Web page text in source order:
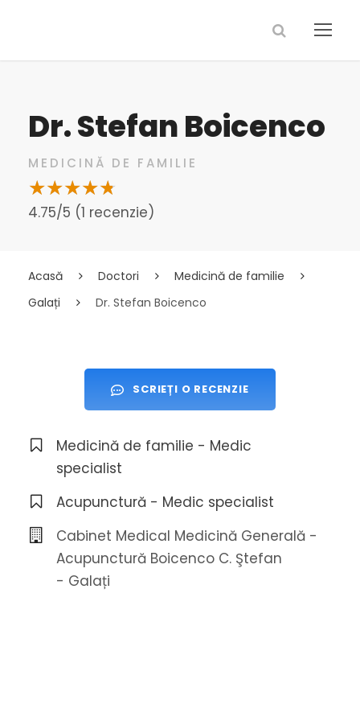
Dr. Stefan Boicenco
MEDICINĂ DE FAMILIE
4.75/5 (1 recenzie)
Acasă Doctori
Medicină de familie
Galați
Dr. Stefan Boicenco
SCRIEȚI O RECENZIE
Medicină de familie - Medic
specialist
Acupunctură - Medic specialist
Cabinet Medical Medicină Generală -
Acupunctură Boicenco C. Ştefan
- Galați